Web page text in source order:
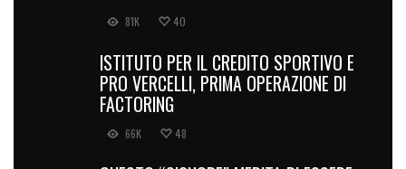
81K 40
ISTITUTO PER IL CREDITO SPORTIVO E
PRO VERCELLI, PRIMA OPERAZIONE DI
FACTORING
66K 48